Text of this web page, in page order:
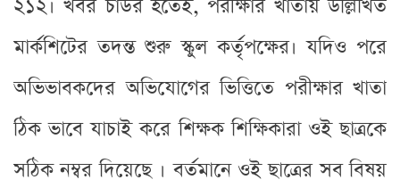
২১২। খবর চাউর হতেই, পরীক্ষার খাতায় উল্লিখিত
মার্কশিটের তদন্ত শুরু স্কুল কর্তৃপক্ষের। যদিও পরে
অভিভাবকদের অভিযোগের ভিত্তিতে পরীক্ষার খাতা
ঠিক ভাবে যাচাই করে শিক্ষক শিক্ষিকারা ওই ছাত্রকে
সঠিক নম্বর দিয়েছে । বর্তমানে ওই ছাত্রের সব বিষয়